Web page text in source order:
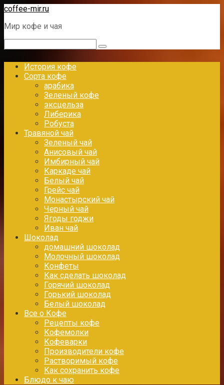
Перейти
контенту
coffee-mir.ru
Мир кофе и чая
История кофе
Сорта кофе
арабика
Зеленый кофе
эксцельза
Либерика
Робуста
Травяной чай
Зеленый чай
Анисовый чай
Имбирный чай
Каркаде чай
Белый чай
Грейс чай
Монастырский чай
Черный чай
Ягоды годжи
Иван чай
Шоколад
домашний шоколад
Молочный шоколад
Конфеты
Как сделать шоколад
Горячий шоколад
Горький шоколад
Белый шоколад
Все о Кофе
Рецепты кофе
Кофемолки
Кофеварки
Производители кофе
Растворимый кофе
Как сохранить кофе
Блюдо к чаю